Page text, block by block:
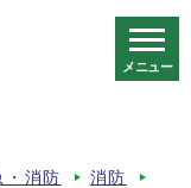
メニュー
・消防 消防